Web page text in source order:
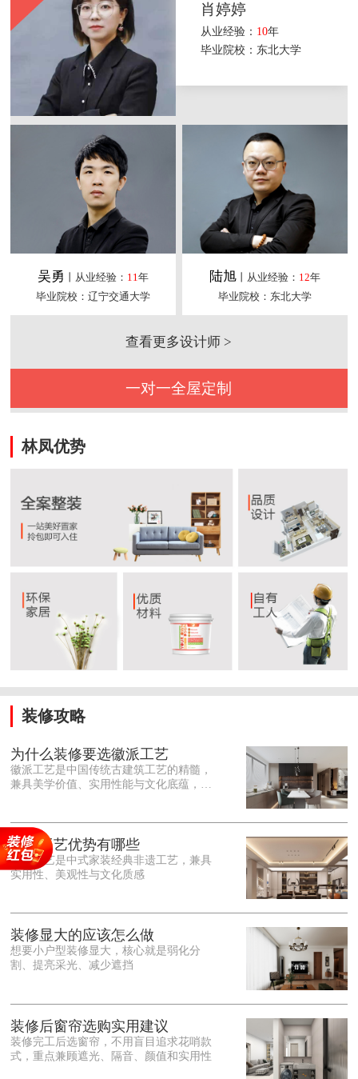
肖婷婷
从业经验： 10年
毕业院校：东北大学
吴勇 丨从业经验： 11年
毕业院校：辽宁交通大学
陆旭丨从业经验： 12年
毕业院校：东北大学
查看更多设计师 >
一对一全屋定制
林凤优势
装修攻略
为什么装修要选徽派工艺
徽派工艺是中国传统古建筑工艺的精髓，
兼具美学价值、实用性能与文化底蕴，优
雕细琢的砖、木、石雕为特色，线条古朴
大气，意境悠远，自带东方中式雅致韵
味，耐看且不易过时。<o:p></o:p> 在工
艺品质上，徽派工艺遵循古法匠心工序，
保耐用，抗风化、耐腐蚀，使用
徽派工艺优势有哪些
徽派工艺是中式家装经典非遗工艺，兼具
实用性、美观性与文化质感
装修显大的应该怎么做
想要小户型装修显大，核心就是弱化分
割、提亮采光、减少遮挡
装修后窗帘选购实用建议
装修完工后选窗帘，不用盲目追求花哨款
式，重点兼顾遮光、隔音、颜值和实用性